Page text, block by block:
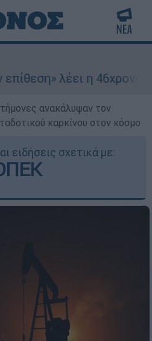
η 46χρονη - Τι
ανακάλυψαν τον
καρκίνου στον κόσμο
ειδήσεις σχετικά με: